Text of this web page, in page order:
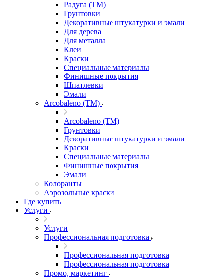
Радуга (ТМ)
Грунтовки
Декоративные штукатурки и эмали
Для дерева
Для металла
Клеи
Краски
Специальные материалы
Финишные покрытия
Шпатлевки
Эмали
Arcobaleno (ТМ)
Arcobaleno (ТМ)
Грунтовки
Декоративные штукатурки и эмали
Краски
Специальные материалы
Финишные покрытия
Эмали
Колоранты
Аэрозольные краски
Где купить
Услуги
Услуги
Профессиональная подготовка
Профессиональная подготовка
Профессиональная подготовка
Промо, маркетинг